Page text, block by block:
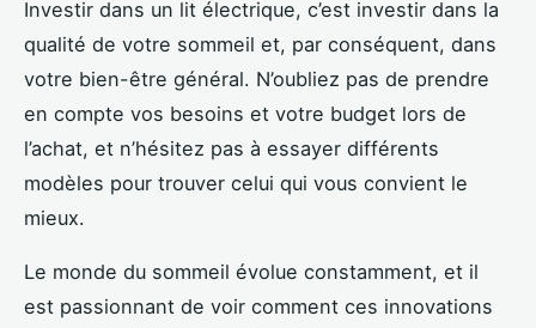
Investir dans un lit électrique, c’est investir dans la
qualité de votre sommeil et, par conséquent, dans
votre bien-être général. N’oubliez pas de prendre
en compte vos besoins et votre budget lors de
l’achat, et n’hésitez pas à essayer différents
modèles pour trouver celui qui vous convient le
mieux.
Le monde du sommeil évolue constamment, et il
est passionnant de voir comment ces innovations